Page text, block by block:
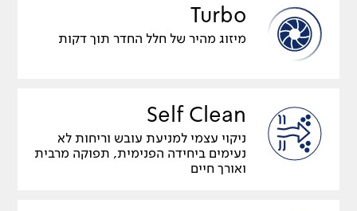
Turbo
מיזוג מהיר של חלל החדר תוך דקות
Self Clean
ניקוי עצמי למניעת עובש וריחות לא
נעימים ביחידה הפנימית, תפוקה מרבית
ואורך חיים